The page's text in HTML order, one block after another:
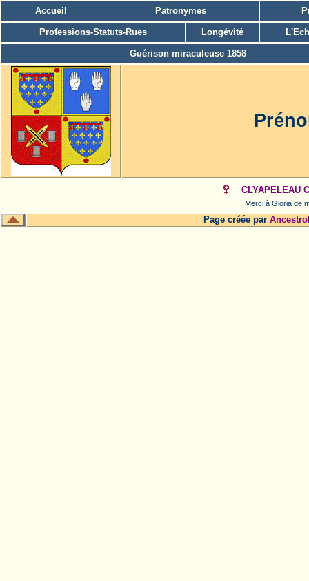
Accueil Patronymes
Professions-Statuts-Rues Longévité
Guérison miraculeuse 1858
CLYAPELEAU
Merci à Gloria de
Page créée par